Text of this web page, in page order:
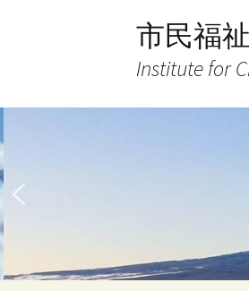
ス
キ
ッ
市民福
Institute for